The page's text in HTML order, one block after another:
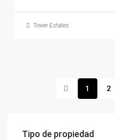
Tower Estates
1 2
Tipo de propiedad